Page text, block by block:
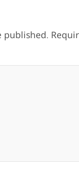
published.